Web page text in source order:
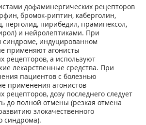
дофаминергических рецепторов
бромок-риптин, каберголин,
перголид, пирибедил, прамипексол,
и нейролептиками. При
синдроме, индуцированном
применяют агонисты
рецепторов, а используют
лекарственные средства. При
пациентов с болезнью
применения агонистов
рецепторов, дозу последнего следует
до полной отмены (резкая отмена
злокачественного
синдрома).